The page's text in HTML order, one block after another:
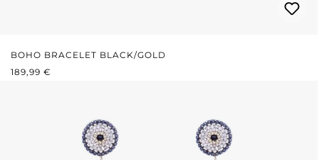
BOHO BRACELET BLACK/GOLD
REGULÄRER PREIS:
189,99 €